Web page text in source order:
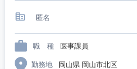
匿名
職 種 医事課員
勤務地 岡山県 岡山市北区